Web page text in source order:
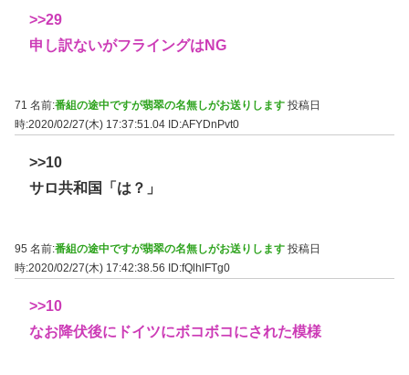
>>29
申し訳ないがフライングはNG
71 名前:番組の途中ですが翡翠の名無しがお送りします 投稿日
時:2020/02/27(木) 17:37:51.04 ID:AFYDnPvt0
>>10
サロ共和国「は？」
95 名前:番組の途中ですが翡翠の名無しがお送りします 投稿日
時:2020/02/27(木) 17:42:38.56
ID:fQlhlFTg0
>>10
なお降伏後にドイツにボコボコにされた模様